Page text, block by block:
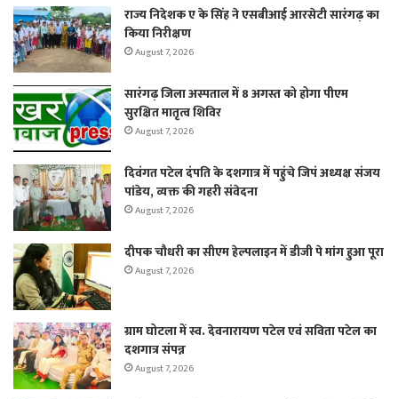
राज्य निदेशक ए के सिंह ने एसबीआई आरसेटी सारंगढ़ का
किया निरीक्षण
August 7, 2026
सारंगढ़ जिला अस्पताल में 8 अगस्त को होगा पीएम
सुरक्षित मातृत्व शिविर
August 7, 2026
दिवंगत पटेल दंपति के दशगात्र में पहुंचे जिपं अध्यक्ष संजय
पांडेय, व्यक्त की गहरी संवेदना
August 7, 2026
दीपक चौधरी का सीएम हेल्पलाइन में डीजी पे मांग हुआ पूरा
August 7, 2026
ग्राम घोटला में स्व. देवनारायण पटेल एवं सविता पटेल का
दशगात्र संपन्न
August 7, 2026